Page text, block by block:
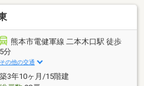
6000～10000円（空き状況につ
お問い合わせください）
熊本市電健軍線 二本木口駅 徒歩
5分
その他の交通
築3年10ヶ月/15階建